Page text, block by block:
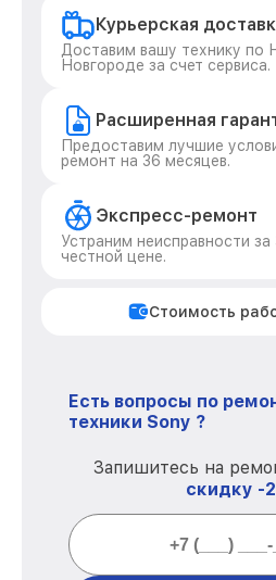
Курьерская
Доставим вашу технику по
Новгороде за счет сервиса.
Расширенная
Предоставим лучшие
ремонт на 36 месяцев.
Экспресс-ремонт
Устраним неисправности
честной цене.
Стоимость
Есть вопросы по
техники Sony ?
Запишитесь на
скидку -